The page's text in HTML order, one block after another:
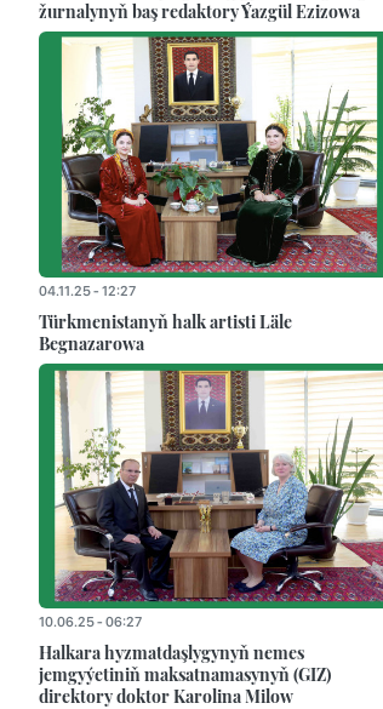
žurnalynyň baş redaktory Ýazgül Ezizowa
04.11.25 - 12:27
Türkmenistanyň halk artisti Läle
Begnazarowa
10.06.25 - 06:27
Halkara hyzmatdaşlygynyň nemes
jemgyýetiniň maksatnamasynyň (GIZ)
direktory doktor Karolina Milow